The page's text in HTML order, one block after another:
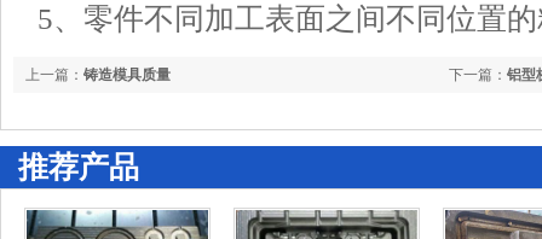
5、零件不同加工表面之间不同位置
下一篇： 铝型
上一篇： 铸造模具质量
推荐产品